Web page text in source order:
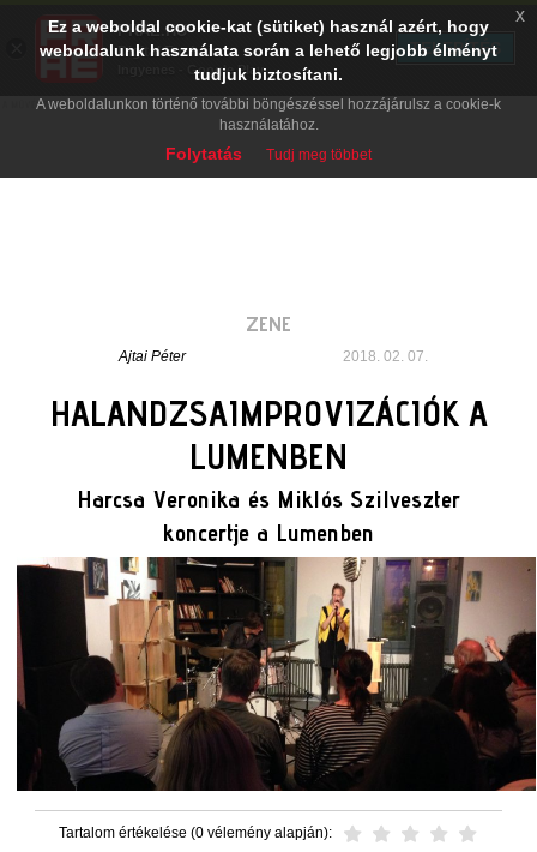
ZENE
Ajtai Péter 2018. 02. 07.
HALANDZSAIMPROVIZÁCIÓK A
LUMENBEN
Harcsa Veronika és Miklós Szilveszter
koncertje a Lumenben
Tartalom értékelése (0 vélemény alapján):
Ez a weboldal cookie-kat (sütiket) használ azért, hogy
weboldalunk használata során a lehető legjobb élményt
tudjuk biztosítani.
A weboldalunkon történő további böngészéssel hozzájárulsz a cookie-k
használatához.
Folytatás Tudj meg többet
x
PRAE.HU
Digital Evolution
Ingyenes - Google Play
TELEPÍTÉS